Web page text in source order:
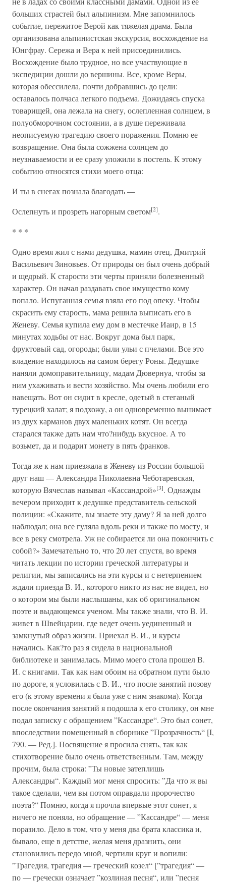
больших страстей был альпинизм. Мне запомнилось
событие, пережитое Верой как тяжелая драма. Была
организована альпинистская экскурсия, восхождение на
Юнгфрау. Сережа и Вера к ней присоединились.
Восхождение было трудное, но все участвующие в
экспедиции дошли до вершины. Все, кроме Веры,
которая обессилела, почти добравшись до цели:
оставалось полчаса легкого подъема. Дожидаясь спуска
товарищей, она лежала на снегу, ослепленная солнцем, в
полуобморочном состоянии, а в душе переживала
неописуемую трагедию своего поражения. Помню ее
возвращение. Она была сожжена солнцем до
неузнаваемости и ее сразу уложили в постель. К этому
событию относятся стихи моего отца:
И ты в снегах познала благодать —
Ослепнуть и прозреть нагорным светом[2].
* * *
Одно время жил с нами дедушка, мамин отец, Дмитрий
Васильевич Зиновьев. От природы он был очень добрый
и щедрый. К старости эти черты приняли болезненный
характер. Он начал раздавать свое имущество кому
попало. Испуганная семья взяла его под опеку. Чтобы
скрасить ему старость, мама решила выписать его в
Женеву. Семья купила ему дом в местечке Иаир, в 15
минутах ходьбы от нас. Вокруг дома был парк,
фруктовый сад, огороды; были ульи с пчелами. Все это
владение находилось на самом берегу Роны. Дедушке
наняли домоправительницу, мадам Дювернуа, чтобы за
ним ухаживать и вести хозяйство. Мы очень любили его
навещать. Вот он сидит в кресле, одетый в стеганый
турецкий халат; я подхожу, а он одновременно вынимает
из двух карманов двух маленьких котят. Он всегда
старался также дать нам что?нибудь вкусное. А то
возьмет, да и подарит монету в пять франков.
Тогда же к нам приезжала в Женеву из России большой
друг наш — Александра Николаевна Чеботаревская,
которую Вячеслав называл «Кассандрой»[3]. Однажды
вечером приходит к дедушке представитель сельской
полиции: «Скажите, вы знаете эту даму? Я за ней долго
наблюдал; она все гуляла вдоль реки и также по мосту, и
все в реку смотрела. Уж не собирается ли она покончить с
собой?» Замечательно то, что 20 лет спустя, во время
читать лекции по истории греческой литературы и
религии, мы записались на эти курсы и с нетерпением
ждали приезда В. И., которого никто из нас не видел, но
о котором мы были наслышаны, как об оригинальном
поэте и выдающемся ученом. Мы также знали, что В. И.
живет в Швейцарии, где ведет очень уединенный и
замкнутый образ жизни. Приехал В. И., и курсы
начались. Как?то раз я сидела в национальной
библиотеке и занималась. Мимо моего стола прошел В.
И. с книгами. Так как нам обоим на обратном пути было
по дороге, я условилась с В. И., что после занятий позову
его (к этому времени я была уже с ним знакома). Когда
после окончания занятий я подошла к его столику, он мне
подал записку с обращением ”Кассандре“. Это был сонет,
впоследствии помещенный в сборнике ”Прозрачность“ [I,
790. — Ред.]. Посвящение я просила снять, так как
стихотворение было очень ответственным. Там, между
прочим, была строка: ”Ты новые затеплишь
Александры“. Каждый мог меня спросить: ”Да что ж вы
такое сделали, чем вы потом оправдали пророчество
поэта?“ Помню, когда я прочла впервые этот сонет, я
ничего не поняла, но обращение — ”Кассандре“ — меня
поразило. Дело в том, что у меня два брата классика и,
бывало, еще в детстве, желая меня дразнить, они
становились передо мной, чертили круг и вопили:
”Трагедия, трагедия — греческий козел“ [”трагедия“ —
по — гречески означает ”козлиная песня“, или ”песня